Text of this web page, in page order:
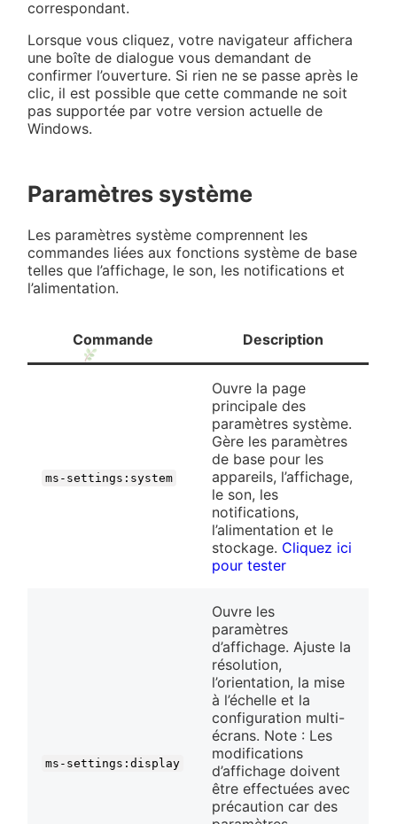
correspondant.
Lorsque vous cliquez, votre navigateur affichera
une boîte de dialogue vous demandant de
confirmer l’ouverture. Si rien ne se passe après le
clic, il est possible que cette commande ne soit
pas supportée par votre version actuelle de
Windows.
Paramètres système
Les paramètres système comprennent les
commandes liées aux fonctions système de base
telles que l’affichage, le son, les notifications et
l’alimentation.
Commande Description
ms-settings:system
Ouvre la page
principale des
paramètres système.
Gère les paramètres
de base pour les
appareils, l’affichage,
le son, les
notifications,
l’alimentation et le
stockage. Cliquez ici
pour tester
ms-settings:display
Ouvre les
paramètres
d’affichage. Ajuste la
résolution,
l’orientation, la mise
à l’échelle et la
configuration multi-
écrans. Note : Les
modifications
d’affichage doivent
être effectuées avec
précaution car des